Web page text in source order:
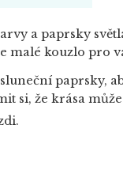
a paprsky
malé kouzlo pro
paprsky,
si, že krása